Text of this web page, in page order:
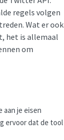
regels volgen
Wat er ook
het is allemaal
om
je eisen
ervoor dat de tool